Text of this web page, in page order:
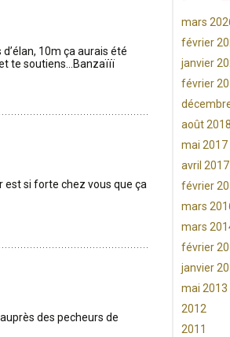
10m ça aurais été
te soutiens…Banzaïïï
est si forte chez vous que ça
des pecheurs de
mars
février
janvier
février
août 2018
mai 2017
avril 2017
février
mars
mars
février
janvier
mai 2013
2012
2011